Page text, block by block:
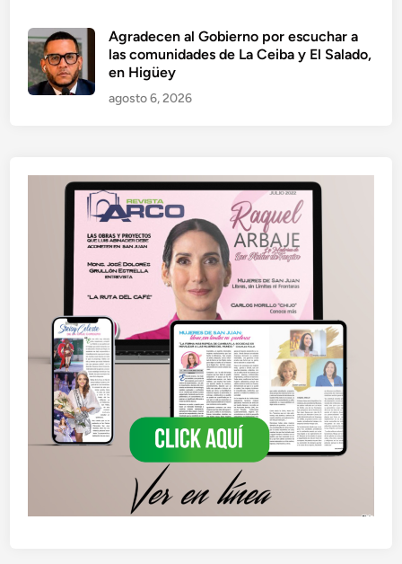
Agradecen al Gobierno por escuchar a
las comunidades de La Ceiba y El Salado,
en Higüey
agosto 6, 2026